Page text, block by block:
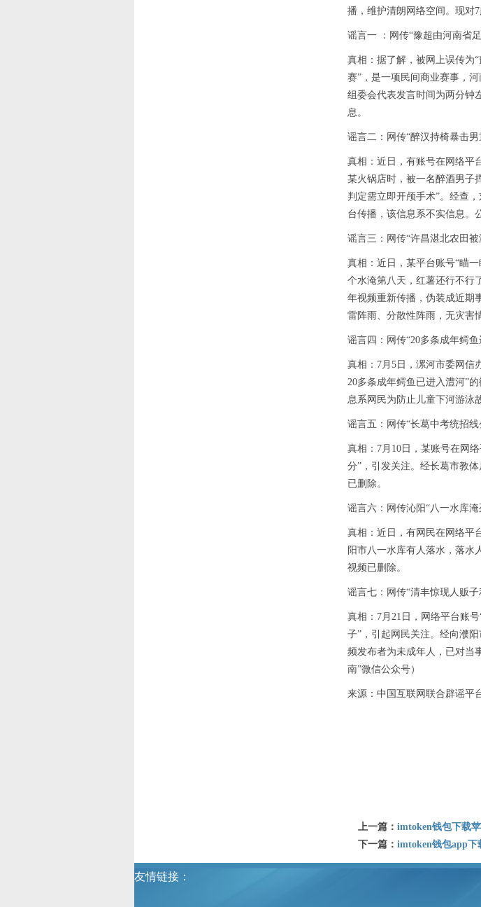
播，维护清朗网络空间。现对7
谣言一 ：网传“豫超由河南省
真相：据了解，被网上误传为“
赛”，是一项民间商业赛事，
组委会代表发言时间为两分钟
息。
谣言二：网传“醉汉持椅暴击男
真相：近日，有账号在网络平
某火锅店时，被一名醉酒男子
判定需立即开颅手术”。经查
台传播，该信息系不实信息。
谣言三：网传“许昌湛北农田被
真相：近日，某平台账号“瞄
个水淹第八天，红薯还行不行
年视频重新传播，伪装成近期
雷阵雨、分散性阵雨，无灾害
谣言四：网传“20多条成年鳄鱼
真相：7月5日，漯河市委网信
20多条成年鳄鱼已进入澧河”
息系网民为防止儿童下河游泳
谣言五：网传“长葛中考统招线
真相：7月10日，某账号在网
分”，引发关注。经长葛市教
已删除。
谣言六：网传沁阳“八一水库淹
真相：近日，有网民在网络平
阳市八一水库有人落水，落水
视频已删除。
谣言七：网传“清丰惊现人贩
真相：7月21日，网络平台账
子”，引起网民关注。经向濮
频发布者为未成年人，已对当
南”微信公众号）
来源：中国互联网联合辟谣平
上一篇： imtoken钱包下载
下一篇： imtoken钱包app下
友情链接：